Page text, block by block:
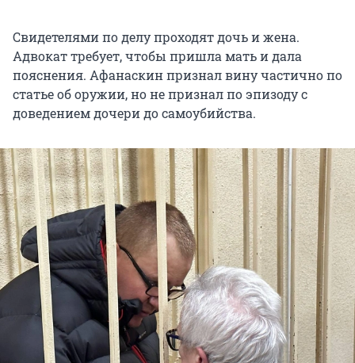
Свидетелями по делу проходят дочь и жена.
Адвокат требует, чтобы пришла мать и дала
пояснения. Афанаскин признал вину частично по
статье об оружии, но не признал по эпизоду с
доведением дочери до самоубийства.